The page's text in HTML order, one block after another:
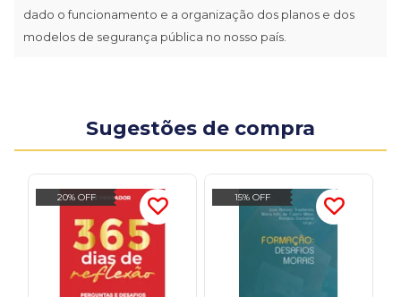
dado o funcionamento e a organização dos planos e dos
modelos de segurança pública no nosso país.
Sugestões de compra
20% OFF 15% OFF